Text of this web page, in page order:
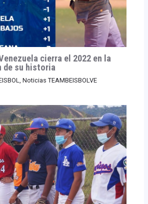
cierra el 2022 en la
de su historia
Noticias TEAMBEISBOLVE